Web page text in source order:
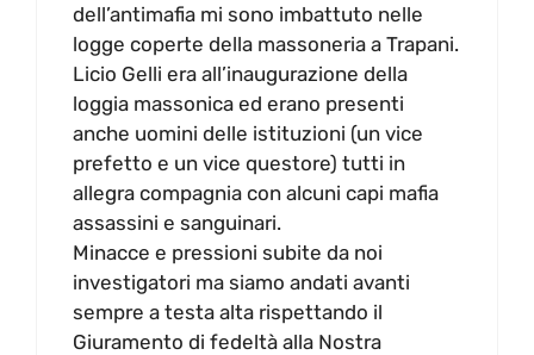
dell’antimafia mi sono imbattuto nelle
logge coperte della massoneria a Trapani.
Licio Gelli era all’inaugurazione della
loggia massonica ed erano presenti
anche uomini delle istituzioni (un vice
prefetto e un vice questore) tutti in
allegra compagnia con alcuni capi mafia
assassini e sanguinari.
Minacce e pressioni subite da noi
investigatori ma siamo andati avanti
sempre a testa alta rispettando il
Giuramento di fedeltà alla Nostra